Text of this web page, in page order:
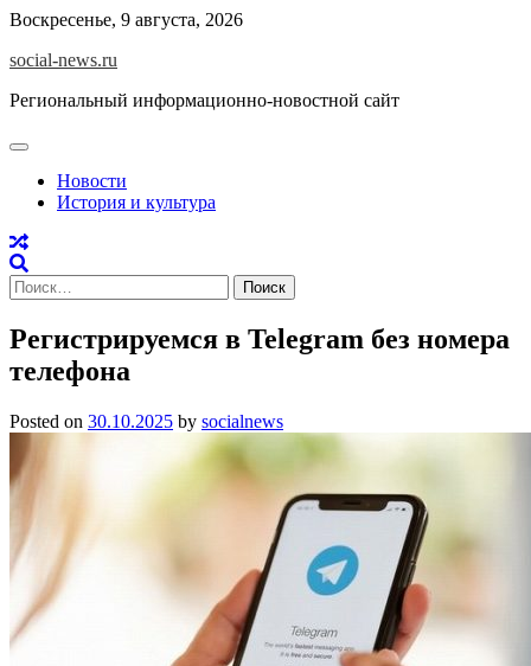
Skip
content
Воскресенье, 9 августа, 2026
social-news.ru
Региональный информационно-новостной сайт
Новости
История и культура
Найти:
Регистрируемся в Telegram без номера
телефона
Posted on 30.10.2025 by socialnews